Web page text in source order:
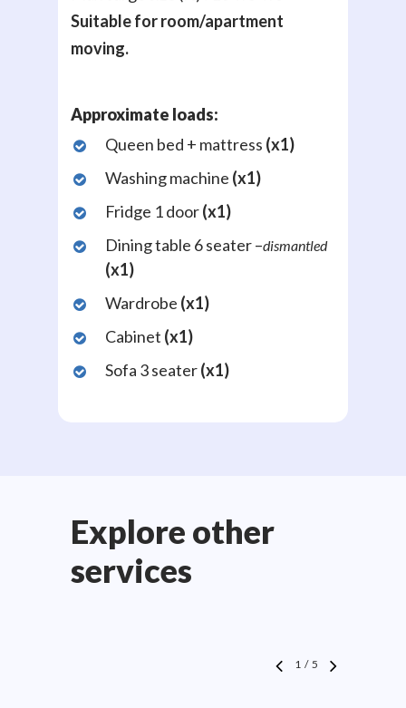
Suitable for room/apartment
moving.
Approximate loads:
Queen bed + mattress (x1)
Washing machine (x1)
Fridge 1 door(x1)
Dining table 6 seater –dismantled
(x1)
Wardrobe (x1)
Cabinet (x1)
Sofa 3 seater(x1)
Explore other
services
1 / 5